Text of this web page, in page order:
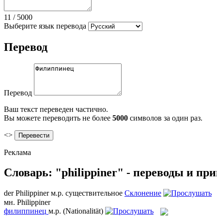
11 / 5000
Выберите язык перевода
Перевод
Перевод
Ваш текст переведен частично.
Вы можете переводить не более 5000 символов за один раз.
<>
Реклама
Словарь: "philippiner" - переводы и
derPhilippiner м.р. существительное Склонение
мн. Philippiner
филиппинец м.р. (Nationalität)